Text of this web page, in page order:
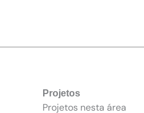
Projetos
Projetos nesta área